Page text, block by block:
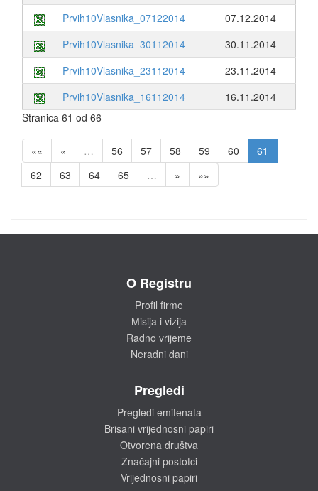
Prvih10Vlasnika_07122014
07.12.2014
Prvih10Vlasnika_30112014
30.11.2014
Prvih10Vlasnika_23112014
23.11.2014
Prvih10Vlasnika_16112014
16.11.2014
Stranica 61 od 66
«« « … 56 57 58 59 60
61
62
63 64 65 … » »»
O Registru
Profil firme
Misija i vizija
Radno vrijeme
Neradni dani
Pregledi
Pregledi emitenata
Brisani vrijednosni papiri
Otvorena društva
Značajni postotci
Vrijednosni papiri